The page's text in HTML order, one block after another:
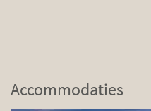
Accommodaties